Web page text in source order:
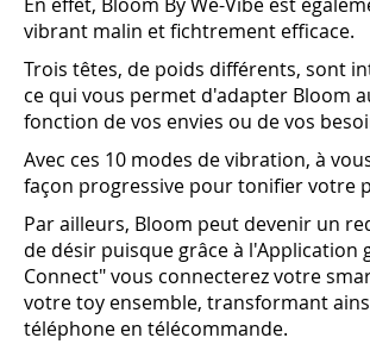
vibrant malin et fichtrement efficace.
Trois têtes, de poids différents, sont
ce qui vous permet d'adapter Bloom
fonction de vos envies ou de vos
Avec ces 10 modes de vibration, à
façon progressive pour tonifier votre
Par ailleurs, Bloom peut devenir un
de désir puisque grâce à l'Application
Connect" vous connecterez votre
votre toy ensemble, transformant
téléphone en télécommande.